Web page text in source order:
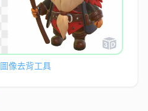
圖像去背工具